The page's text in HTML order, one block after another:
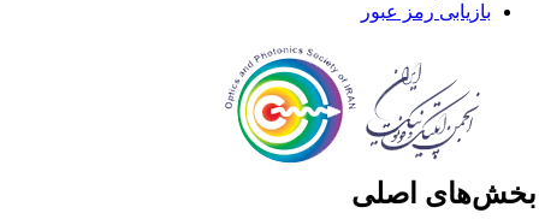
بازیابی رمز عبور
اصلی